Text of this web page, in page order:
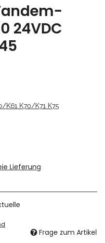
24VDC
K61 K70/K71 K75
Lieferung
Frage zum Artikel